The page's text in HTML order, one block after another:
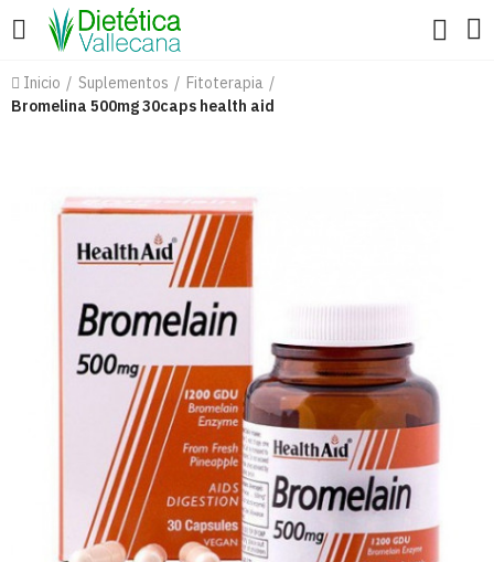
Inicio Suplementos
Fitoterapia
Bromelina 500mg 30caps health aid